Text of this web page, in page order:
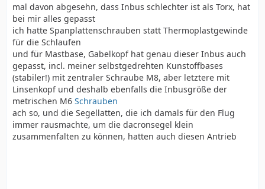
mal davon abgesehn, dass Inbus schlechter ist als Torx, hat
bei mir alles gepasst
ich hatte Spanplattenschrauben statt Thermoplastgewinde
für die Schlaufen
und für Mastbase, Gabelkopf hat genau dieser Inbus auch
gepasst, incl. meiner selbstgedrehten Kunstoffbases
(stabiler!) mit zentraler Schraube M8, aber letztere mit
Linsenkopf und deshalb ebenfalls die Inbusgröße der
metrischen M6 Schrauben
ach so, und die Segellatten, die ich damals für den Flug
immer rausmachte, um die dacronsegel klein
zusammenfalten zu können, hatten auch diesen Antrieb